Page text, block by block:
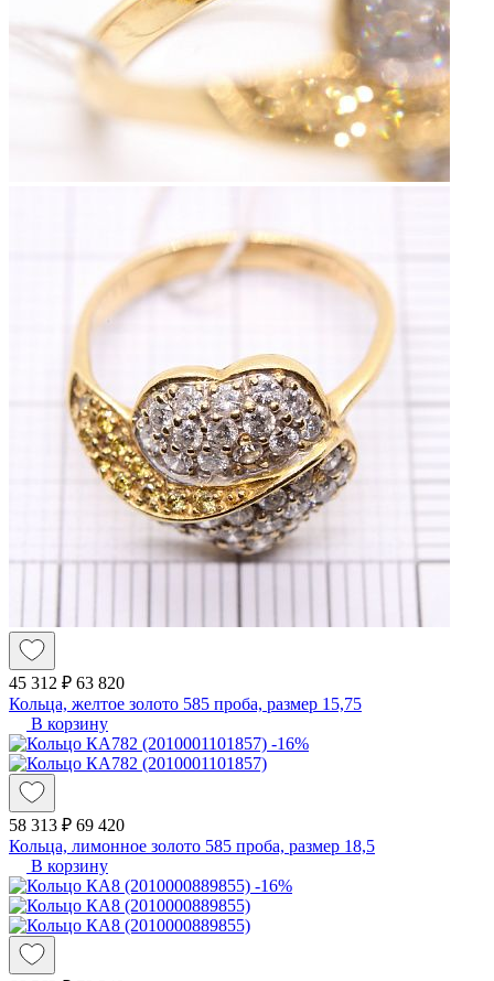
45 312 ₽ 63 820
Кольца, желтое золото 585 проба, размер 15,75
В корзину
-16%
58 313 ₽ 69 420
Кольца, лимонное золото 585 проба, размер 18,5
В корзину
-16%